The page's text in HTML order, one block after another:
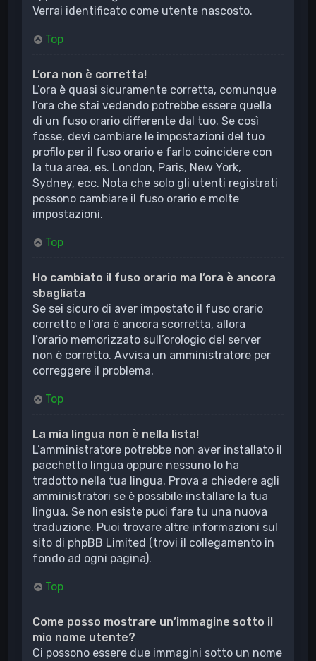
Verrai identificato come utente nascosto.
Top
L’ora non è corretta!
L’ora è quasi sicuramente corretta, comunque
l’ora che stai vedendo potrebbe essere quella
di un fuso orario differente dal tuo. Se così
fosse, devi cambiare le impostazioni del tuo
profilo per il fuso orario e farlo coincidere con
la tua area, es. London, Paris, New York,
Sydney, ecc. Nota che solo gli utenti registrati
possono cambiare il fuso orario e molte
impostazioni.
Top
Ho cambiato il fuso orario ma l’ora è ancora
sbagliata
Se sei sicuro di aver impostato il fuso orario
corretto e l’ora è ancora scorretta, allora
l’orario memorizzato sull’orologio del server
non è corretto. Avvisa un amministratore per
correggere il problema.
Top
La mia lingua non è nella lista!
L’amministratore potrebbe non aver installato il
pacchetto lingua oppure nessuno lo ha
tradotto nella tua lingua. Prova a chiedere agli
amministratori se è possibile installare la tua
lingua. Se non esiste puoi fare tu una nuova
traduzione. Puoi trovare altre informazioni sul
sito di phpBB Limited (trovi il collegamento in
fondo ad ogni pagina).
Top
Come posso mostrare un’immagine sotto il
mio nome utente?
Ci possono essere due immagini sotto un nome